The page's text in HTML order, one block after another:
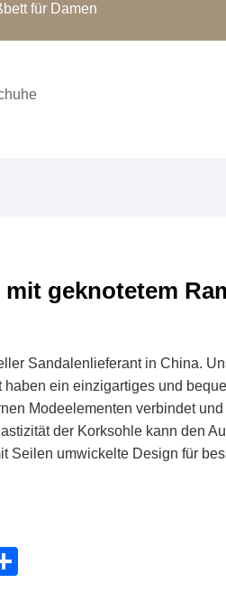
für Damen
mit geknotetem
Sandalenlieferant in China.
ein einzigartiges und
Modeelementen verbindet
der Korksohle kann den
Seilen umwickelte Design für